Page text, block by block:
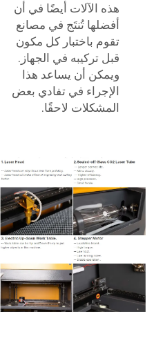
هذه الآلات أيضًا في أن
أفضلها تُنتَج في مصانع
تقوم باختبار كل مكون
قبل تركيبه في الجهاز.
ويمكن أن يساعد هذا
الإجراء في تفادي بعض
المشكلات لاحقًا.